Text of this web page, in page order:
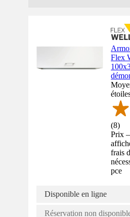
Flex
(8)
Prix
frais
pce
Disponible en ligne
Réservation non